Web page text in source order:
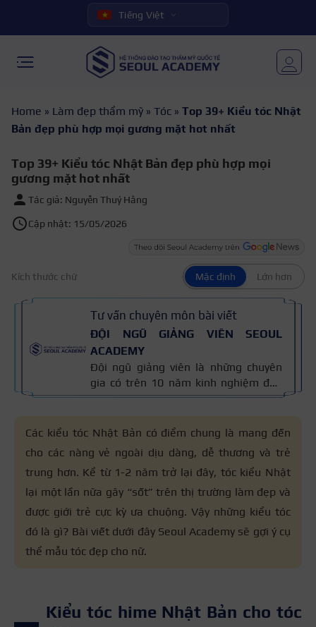
Tiếng Việt
Home » Làm đẹp thẩm mỹ » Tóc » Top 39+ Kiểu tóc Nhật
Bản đẹp phù hợp mọi gương mặt hot nhất
Top 39+ Kiểu tóc Nhật Bản đẹp phù hợp mọi
gương mặt hot nhất
Tác giả: Nguyễn Thuý Hằng
Cập nhật: 15/05/2026
Kích thước chữ Mặc định Lớn hơn
Tư vấn chuyên môn bài viết
ĐỘI NGŨ GIẢNG VIÊN SEOUL
ACADEMY
Đội ngũ giảng viên là những chuyên
gia có trên 10 năm kinh nghiệm đào
tạo nghề và kiến thức thẩm mỹ
nối mi, trang điểm, tóc. Nội dung bài
viết được xây dựng dựa trên giáo trình
đào tạo và kinh nghiệm giảng dạy
thực tế, đồng thời được cập nhật
thường xuyên để đảm bảo tính chính
xác.
Các kiểu tóc Nhật Bản có điểm chung là mang đến
cho các nàng vẻ ngoài dịu dàng, dễ thương và trẻ
trung hơn. Kể từ 1-2 năm trở lại đây, tóc kiểu Nhật
lại một lần nữa gây “sốt” trên thị trường làm đẹp và
được giới trẻ cực kỳ ưa chuộng. Vậy những kiểu tóc
đó là gì? Bài viết dưới đây Seoul Academy sẽ gợi ý cụ
thể mẫu tóc đẹp cho nữ.
Kiểu tóc hime Nhật Bản cho tóc